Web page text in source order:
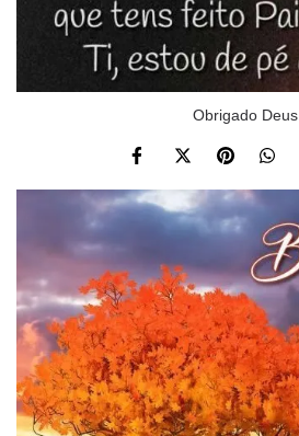
Obrigado Deus